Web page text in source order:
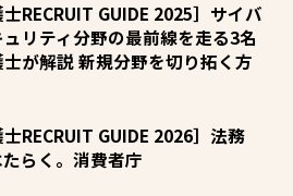
士RECRUIT GUIDE 2025］サイバ
リティ分野の最前線を走る3名
が解説 新規分野を切り拓く方
士RECRUIT GUIDE 2026］法務
らく。消費者庁